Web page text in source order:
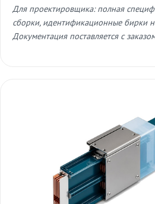
Для проектировщика: полная
сборки, идентификационные бирки
Документация поставляется с